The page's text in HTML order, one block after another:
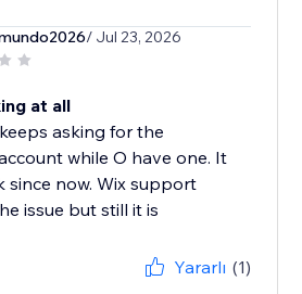
/ Jul 23, 2026
at all
asking for the
while O have one. It
since now. Wix support
issue but still it is
Yararlı (1)